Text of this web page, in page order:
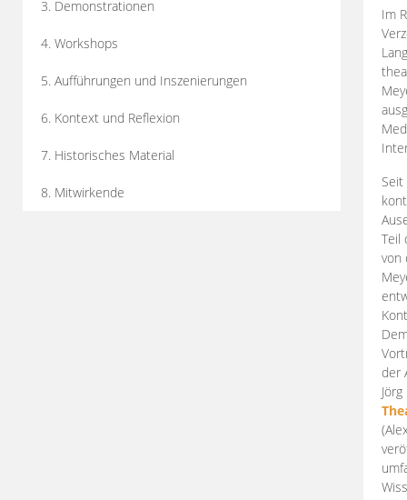
3. Demonstrationen
4. Workshops
5. Aufführungen und Inszenierungen
6. Kontext und Reflexion
7. Historisches Material
8. Mitwirkende
Im
Teil
von
der